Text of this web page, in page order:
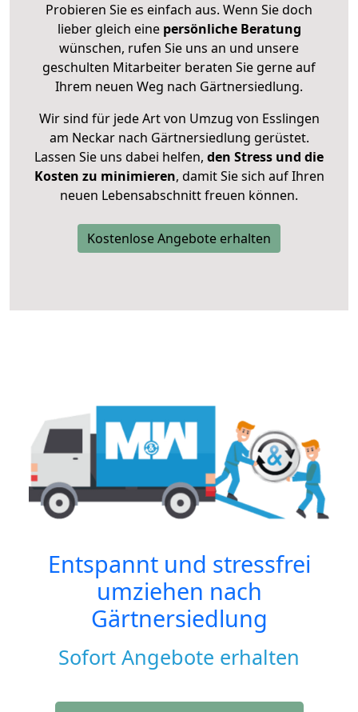
Probieren Sie es einfach aus. Wenn Sie doch
lieber gleich eine persönliche Beratung
wünschen, rufen Sie uns an und unsere
geschulten Mitarbeiter beraten Sie gerne auf
Ihrem neuen Weg nach Gärtnersiedlung.
Wir sind für jede Art von Umzug von Esslingen
am Neckar nach Gärtnersiedlung gerüstet.
Lassen Sie uns dabei helfen, den Stress und die
Kosten zu minimieren, damit Sie sich auf Ihren
neuen Lebensabschnitt freuen können.
Kostenlose Angebote erhalten
Entspannt und stressfrei
umziehen nach
Gärtnersiedlung
Sofort Angebote erhalten